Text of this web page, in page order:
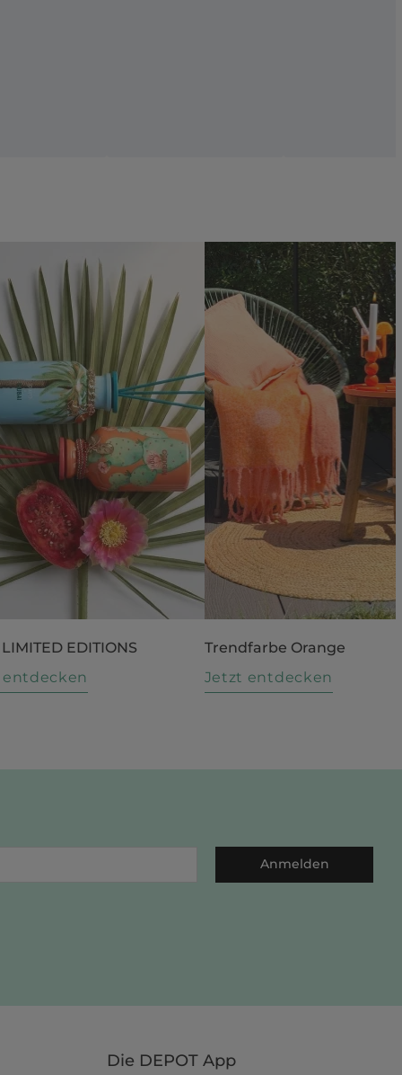
EDITIONS
Trendfarbe Orange
Jetzt entdecken
Anmelden
Die DEPOT App